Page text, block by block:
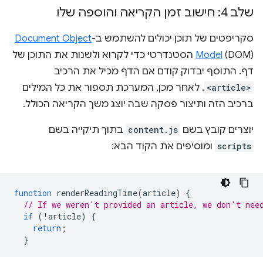
שלב 4: חישוב זמן הקריאה והוספה שלו
סקריפטים של תוכן יכולים להשתמש ב-Document Object
Model (DOM) הסטנדרטי כדי לקרוא ולשנות את התוכן של
דף. התוסף יבדוק קודם אם הדף מכיל את הרכיב
<article> . לאחר מכן, המערכת תספור את כל המילים
ברכיב הזה ותיצור פסקה שבה יוצג משך הקריאה הכולל.
יוצרים קובץ בשם content.js בתוך תיקייה בשם
scripts ומוסיפים את הקוד הבא:
function renderReadingTime(article)
{
// If we weren't provided an article, we don't
if ( ! article)
{
return ;
}